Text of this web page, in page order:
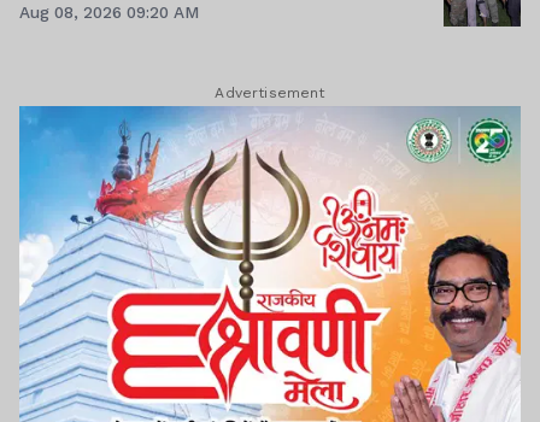
Aug 08, 2026 09:20 AM
Advertisement